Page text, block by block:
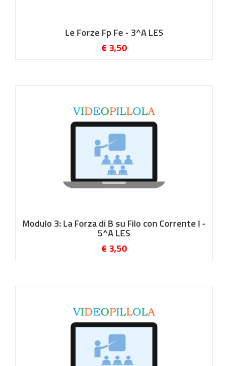
Le Forze Fp Fe - 3^A LES
€ 3,50
Modulo 3: La Forza di B su Filo con Corrente I -
5^A LES
€ 3,50